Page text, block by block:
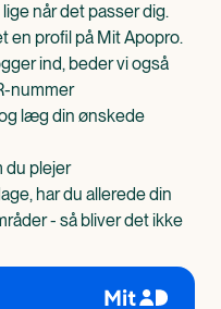
når det passer dig.
en profil på Mit Apopro.
ind, beder vi også
nummer
læg din ønskede
du plejer
har du allerede din
- så bliver det ikke